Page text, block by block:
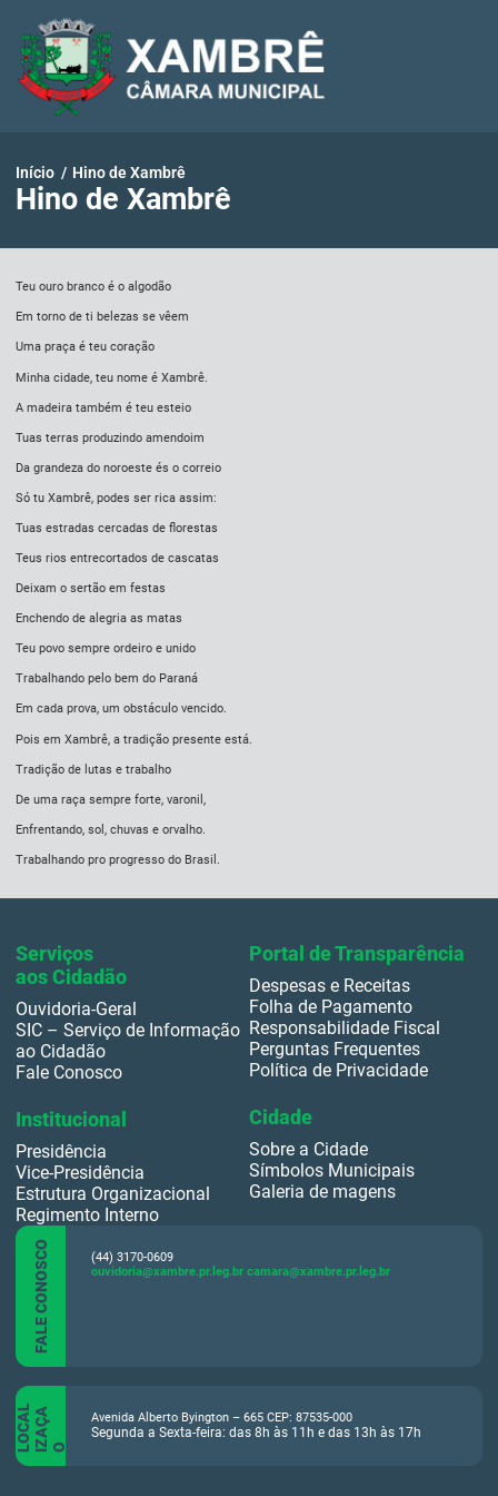
Início / Hino de Xambrê
Hino de Xambrê
Teu ouro branco é o algodão
Em torno de ti belezas se vêem
Uma praça é teu coração
Minha cidade, teu nome é Xambrê.
A madeira também é teu esteio
Tuas terras produzindo amendoim
Da grandeza do noroeste és o correio
Só tu Xambrê, podes ser rica assim:
Tuas estradas cercadas de florestas
Teus rios entrecortados de cascatas
Deixam o sertão em festas
Enchendo de alegria as matas
Teu povo sempre ordeiro e unido
Trabalhando pelo bem do Paraná
Em cada prova, um obstáculo vencido.
Pois em Xambrê, a tradição presente está.
Tradição de lutas e trabalho
De uma raça sempre forte, varonil,
Enfrentando, sol, chuvas e orvalho.
Trabalhando pro progresso do Brasil.
Serviços
aos Cidadão
Ouvidoria-Geral
SIC – Serviço de Informação
ao Cidadão
Fale Conosco
Institucional
Presidência
Vice-Presidência
Estrutura Organizacional
Regimento Interno
Portal de Transparência
Despesas e Receitas
Folha de Pagamento
Responsabilidade Fiscal
Perguntas Frequentes
Política de Privacidade
Cidade
Sobre a Cidade
Símbolos Municipais
Galeria de magens
FALE CONOSCO
(44) 3170-0609
ouvidoria@xambre.pr.leg.br camara@xambre.pr.leg.br
L
O
C
A
L
I
Z
A
ÇA O
Avenida Alberto Byington – 665 CEP: 87535-000
Segunda a Sexta-feira: das 8h às 11h e das 13h às 17h